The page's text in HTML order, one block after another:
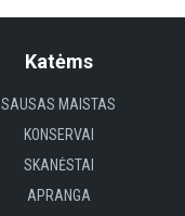
Katėms
SAUSAS MAISTAS
KONSERVAI
SKANĖSTAI
APRANGA